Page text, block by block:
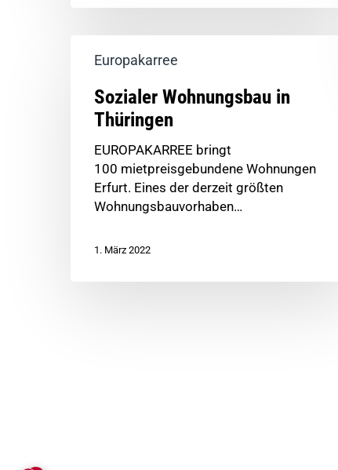
Europakarree
Sozialer Wohnungsbau in
Thüringen
EUROPAKARREE bringt
100 mietpreisgebundene Wohnungen
Erfurt. Eines der derzeit größten
Wohnungsbauvorhaben…
1. März 2022